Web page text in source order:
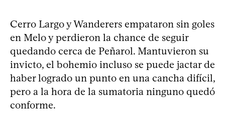
Cerro Largo y Wanderers empataron sin goles
en Melo y perdieron la chance de seguir
quedando cerca de Peñarol. Mantuvieron su
invicto, el bohemio incluso se puede jactar de
haber logrado un punto en una cancha difícil,
pero a la hora de la sumatoria ninguno quedó
conforme.